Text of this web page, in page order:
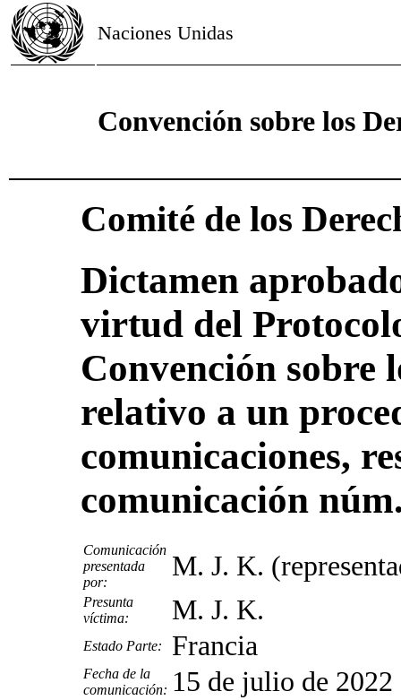
Naciones Unidas
Convención sobre los
Comité de los
Dictamen
virtud del
Convención sobre
relativo a un
comunicaciones,
comunicación
Comunicación
presentada
por:
M. J. K.
Presunta
víctima:
M. J. K.
Estado Parte: Francia
Fecha de la
comunicación: 15 de julio de 2022